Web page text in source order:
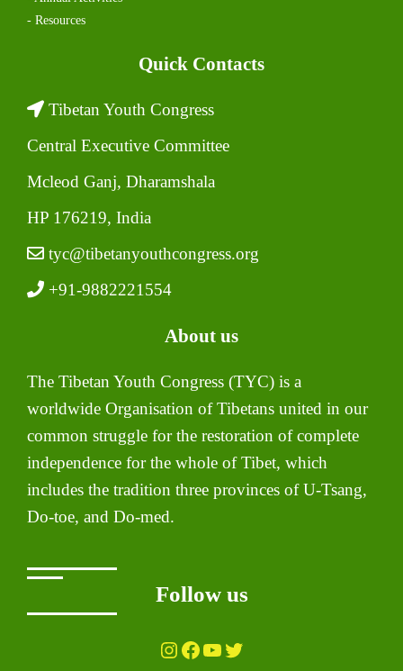
- Resources
Quick Contacts
Tibetan Youth Congress
Central Executive Committee
Mcleod Ganj, Dharamshala
HP 176219, India
tyc@tibetanyouthcongress.org
+91-9882221554
About us
The Tibetan Youth Congress (TYC) is a
worldwide Organisation of Tibetans united in our
common struggle for the restoration of complete
independence for the whole of Tibet, which
includes the tradition three provinces of U-Tsang,
Do-toe, and Do-med.
Follow us
Instagram Facebook YouTube Twitter